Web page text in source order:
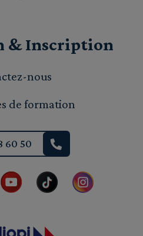
& Inscription
nous
de formation
60 50